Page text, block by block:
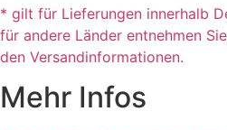
* gilt für Lieferungen innerhalb
für andere Länder entnehmen
den Versandinformationen.
Mehr Infos